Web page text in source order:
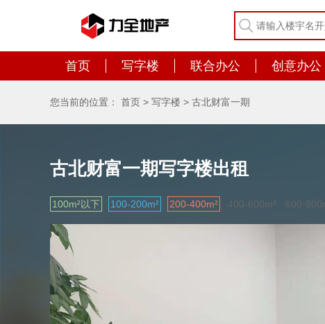
首页 写字楼 联合办公 创意办公
您当前的位置： 首页 > 写字楼 > 古北财富一期
古北财富一期写字楼出租
100m²以下 100-200m² 200-400m² 400-600m² 600-